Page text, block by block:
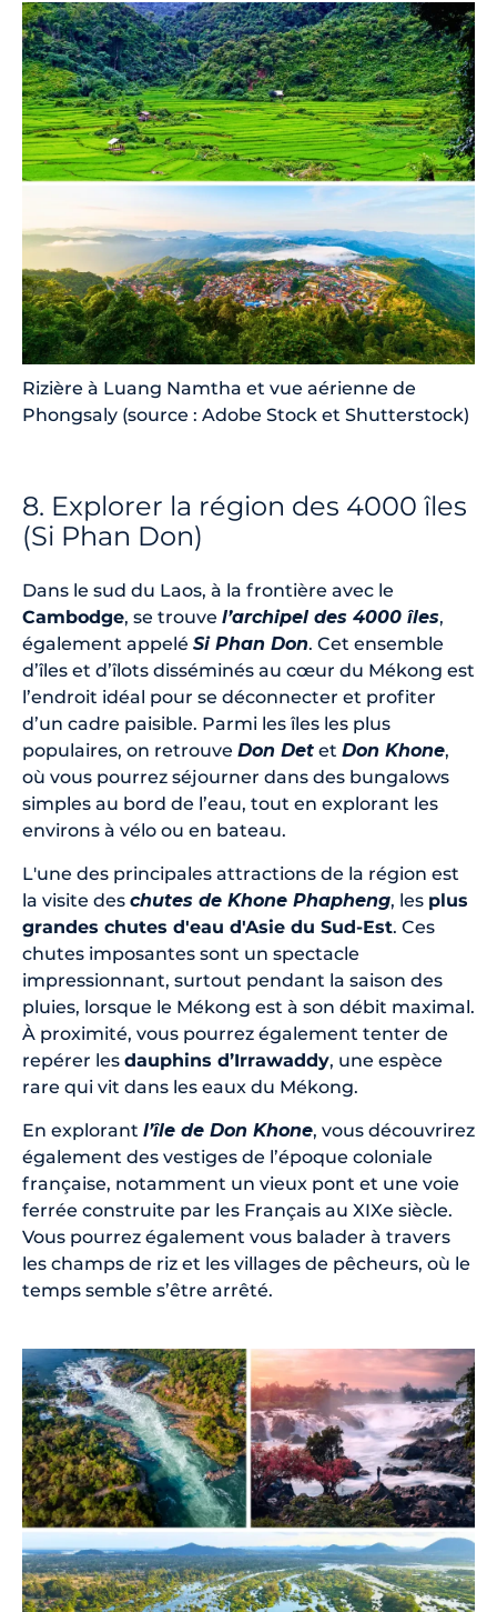
Rizière à Luang Namtha et vue aérienne de
Phongsaly (source : Adobe Stock et Shutterstock)
8. Explorer la région des 4000 îles
(Si Phan Don)
Dans le sud du Laos, à la frontière avec le
Cambodge, se trouve l’archipel des 4000 îles,
également appelé Si Phan Don. Cet ensemble
d’îles et d’îlots disséminés au cœur du Mékong est
l’endroit idéal pour se déconnecter et profiter
d’un cadre paisible. Parmi les îles les plus
populaires, on retrouve Don Det et Don Khone,
où vous pourrez séjourner dans des bungalows
simples au bord de l’eau, tout en explorant les
environs à vélo ou en bateau.
L'une des principales attractions de la région est
la visite des chutes de Khone Phapheng, les plus
grandes chutes d'eau d'Asie du Sud-Est. Ces
chutes imposantes sont un spectacle
impressionnant, surtout pendant la saison des
pluies, lorsque le Mékong est à son débit maximal.
À proximité, vous pourrez également tenter de
repérer les dauphins d’Irrawaddy, une espèce
rare qui vit dans les eaux du Mékong.
En explorant l’île de Don Khone, vous découvrirez
également des vestiges de l’époque coloniale
française, notamment un vieux pont et une voie
ferrée construite par les Français au XIXe siècle.
Vous pourrez également vous balader à travers
les champs de riz et les villages de pêcheurs, où le
temps semble s’être arrêté.